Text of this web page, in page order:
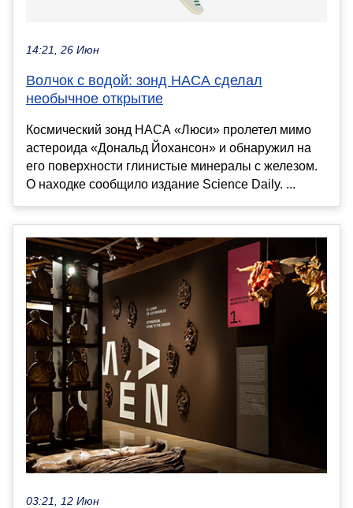
14:21, 26 Июн
Волчок с водой: зонд НАСА сделал
необычное открытие
Космический зонд НАСА «Люси» пролетел мимо
астероида «Дональд Йохансон» и обнаружил на
его поверхности глинистые минералы с железом.
О находке сообщило издание Science Daily. ...
03:21, 12 Июн